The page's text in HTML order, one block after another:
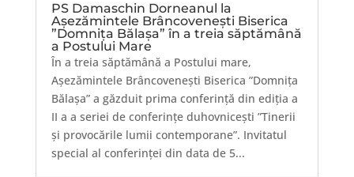
PS Damaschin Dorneanul la
Așezămintele Brâncoveneşti Biserica
”Domnița Bălaşa” în a treia săptămână
a Postului Mare
În a treia săptămână a Postului mare,
Așezămintele Brâncovenești Biserica ”Domnița
Bălașa” a găzduit prima conferință din ediția a
II a a seriei de conferințe duhovnicești ”Tinerii
și provocările lumii contemporane”. Invitatul
special al conferinței din data de 5...